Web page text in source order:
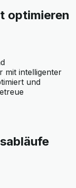
optimieren
mit intelligenter
und